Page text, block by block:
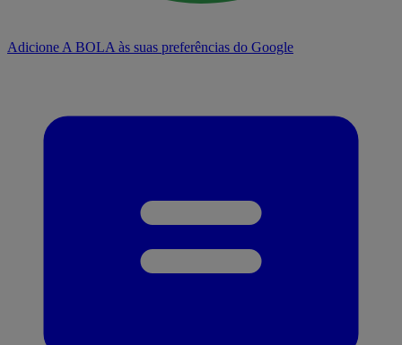
Adicione A BOLA às suas preferências do Google